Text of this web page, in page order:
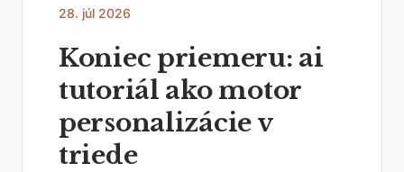
28. júl 2026
Koniec priemeru: ai
tutoriál ako motor
personalizácie v
triede